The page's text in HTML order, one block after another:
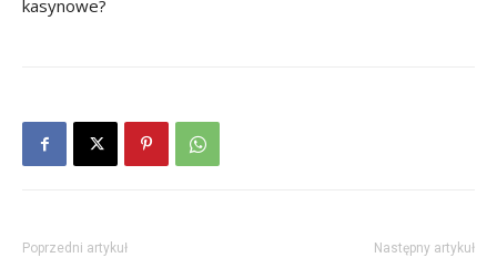
kasynowe?
Poprzedni artykuł Następny artykuł